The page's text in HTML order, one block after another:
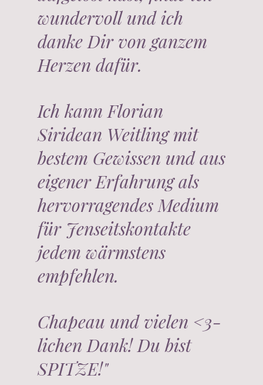
wundervoll und ich
danke Dir von ganzem
Herzen dafür.
Ich kann Florian
Siridean Weitling mit
bestem Gewissen und aus
eigener Erfahrung als
hervorragendes Medium
für Jenseitskontakte
jedem wärmstens
empfehlen.
Chapeau und vielen <3-
lichen Dank! Du bist
SPITZE!"